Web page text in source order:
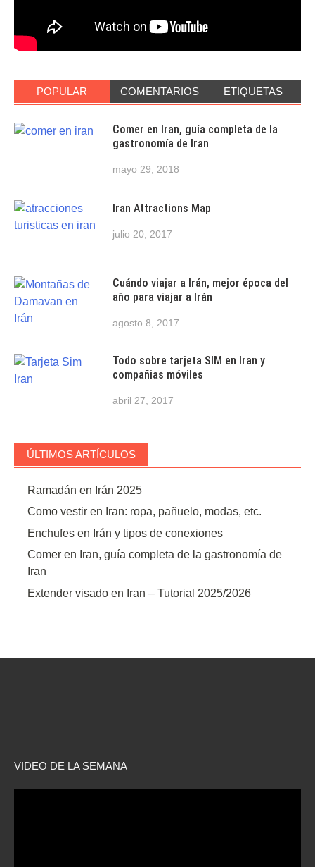
POPULAR COMENTARIOS ETIQUETAS
Comer en Iran, guía completa de la
gastronomía de Iran
mayo 29, 2018
Iran Attractions Map
julio 20, 2017
Cuándo viajar a Irán, mejor época del
año para viajar a Irán
agosto 8, 2017
Todo sobre tarjeta SIM en Iran y
compañias móviles
abril 27, 2017
ÚLTIMOS ARTÍCULOS
Ramadán en Irán 2025
Como vestir en Iran: ropa, pañuelo, modas, etc.
Enchufes en Irán y tipos de conexiones
Comer en Iran, guía completa de la gastronomía de
Iran
Extender visado en Iran – Tutorial 2025/2026
VIDEO DE LA SEMANA